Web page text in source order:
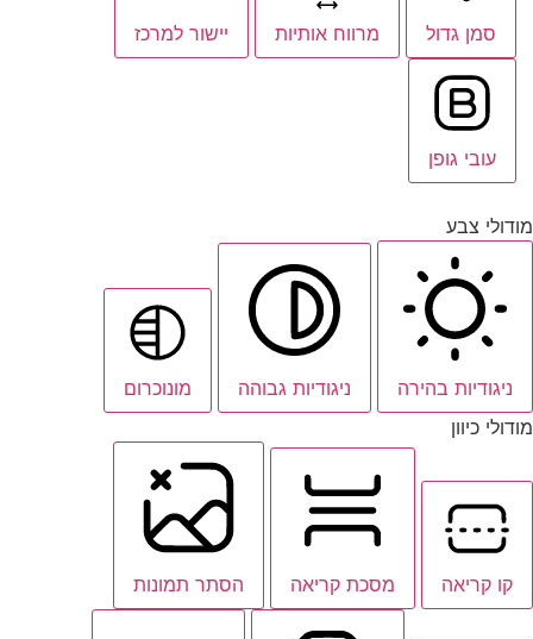
סמן גדול מרווח אותיות יישור למרכז
עובי גופן
מודולי צבע
ניגודיות בהירה ניגודיות גבוהה
מונוכרום
מודולי כיוון
קו קריאה מסכת קריאה הסתר תמונות